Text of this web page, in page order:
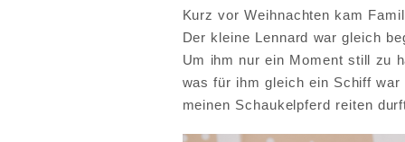
Kurz vor Weihnachten kam
Der kleine Lennard war gleich
Um ihm nur ein Moment still zu
was für ihm gleich ein Schiff
meinen Schaukelpferd reiten